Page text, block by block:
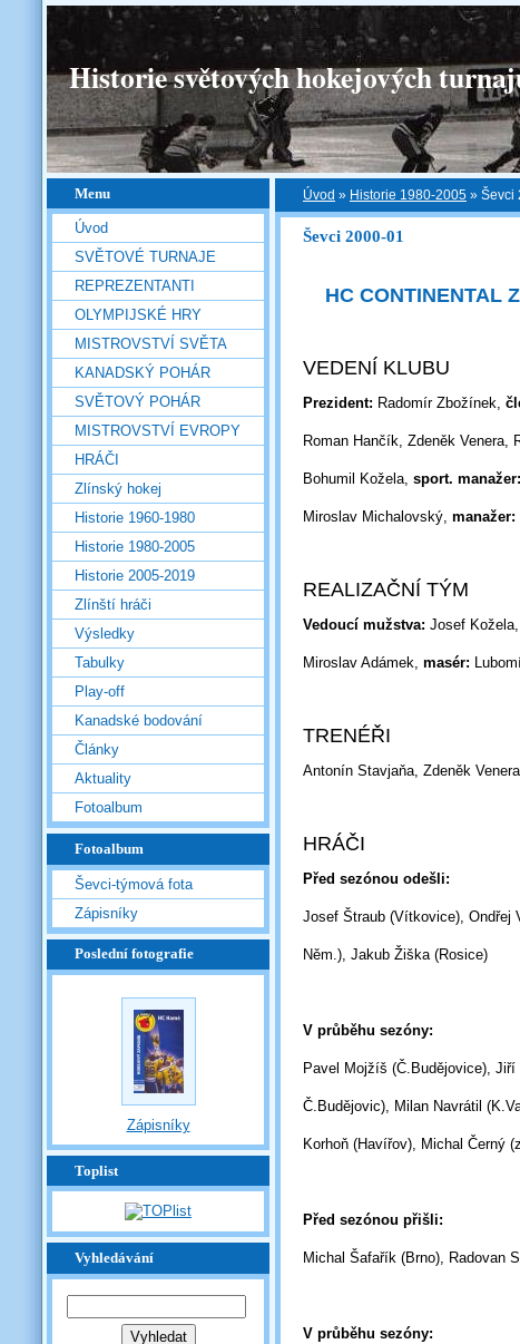
Historie světových hokejových
Úvod » Historie 1980-2005 » Ševci
Ševci 2000-01
HC CONTINENTAL
VEDENÍ KLUBU
Prezident: Radomír Zbožínek,
Roman Hančík, Zdeněk Venera,
Bohumil Kožela, sport. manažer:
Miroslav Michalovský, manažer:
REALIZAČNÍ TÝM
Vedoucí mužstva: Josef Kožela,
Miroslav Adámek, masér:
TRENÉŘI
Antonín Stavjaňa, Zdeněk Venera
HRÁČI
Před sezónou odešli:
Josef Štraub (Vítkovice), Ondřej
Něm.), Jakub Žiška (Rosice)
V průběhu sezóny:
Pavel Mojžíš (Č.Budějovice),
Č.Budějovic), Milan Navrátil
Korhoň (Havířov), Michal Černý
Před sezónou přišli:
Michal Šafařík (Brno), Radovan
V průběhu sezóny:
Menu
Úvod
SVĚTOVÉ TURNAJE
REPREZENTANTI
OLYMPIJSKÉ HRY
MISTROVSTVÍ SVĚTA
KANADSKÝ POHÁR
SVĚTOVÝ POHÁR
MISTROVSTVÍ EVROPY
HRÁČI
Zlínský hokej
Historie 1960-1980
Historie 1980-2005
Historie 2005-2019
Zlínští hráči
Výsledky
Tabulky
Play-off
Kanadské bodování
Články
Aktuality
Fotoalbum
Fotoalbum
Ševci-týmová fota
Zápisníky
Poslední fotografie
Zápisníky
Toplist
Vyhledávání